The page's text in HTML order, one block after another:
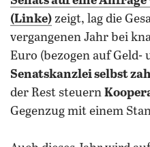
(Linke) zeigt, lag die
vergangenen Jahr bei
Euro (bezogen auf Geld-
Senatskanzlei selbst
der Rest steuern
Gegenzug mit einem